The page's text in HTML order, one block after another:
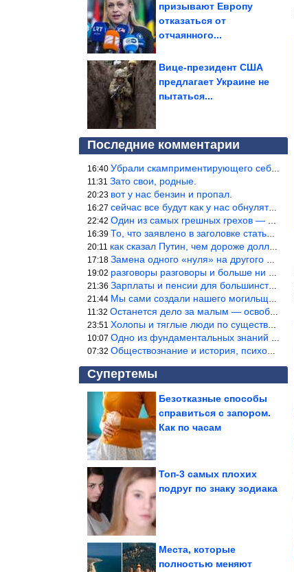
призывают Европу
отказаться от
отчаянного...
Вице-президент США
предлагает Украине не
пытаться...
Последние комментарии
16:40 Убрали скамприментирующего себя марианетку, кто будет следующим…
11:31 Зато свои, родные.
20:23 вот у нас бензин и пропал.
16:27 сейчас все будут как у нас обнуляться.
22:42 Один из самых грешных грехов — считать себя непогрешимым.
16:39 То, что заявлено в заголовке статьи противоречит утверждению &qu
20:11 как сказал Путин, чем дороже доллар тем дороже нефть продадим.
17:18 Замена одного «нуля» на другого «нуля» в рамках одной и той же с
19:02 разговоры разговоры и больше ни чего 9я часть балабола.
21:36 Зарплаты и пенсии для большинства населения в регионах нищенские
21:44 Мы сами создали нашего могильщика, это ИИ. Он нас и похоронит. М
11:32 Останется дело за малым — освободить планету Земля от глупого ви
23:51 Холопы и тяглые люди по существу одно и тоже. Буржуи и холопы сн
10:07 Одно из фундаментальных знаний правды — знание оптимума производ
07:32 Обществознание и история, психология, этика и т.д. относятся к н
Супертемы
Что съесть, чтобы не
18:00
Безотказные способы
справиться с запором.
Как по часам
Топ-3 самых плохих
подруг по знаку зодиака
Места, которые
полностью меняют